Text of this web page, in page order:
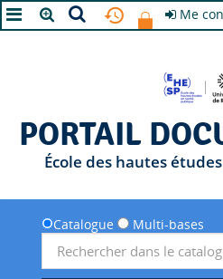
Me
PORTAIL
École des hautes
Catalogue Multi-bases